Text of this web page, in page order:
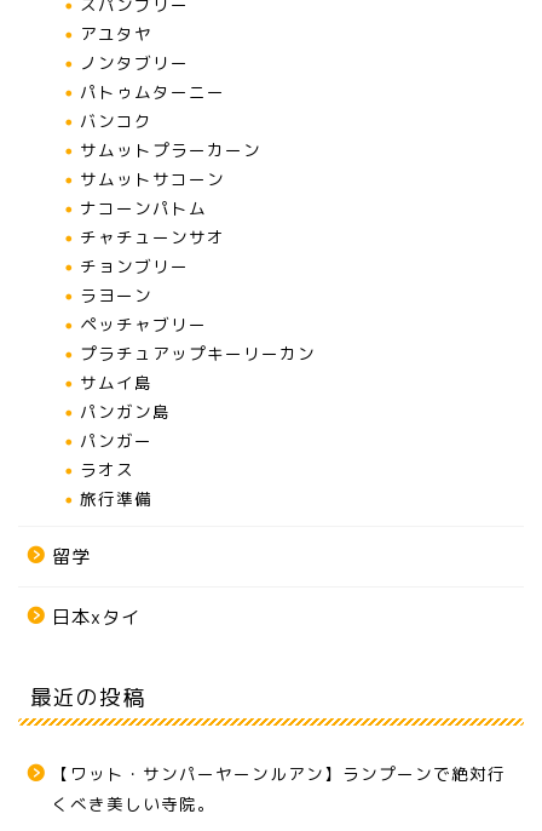
スパンブリー
アユタヤ
ノンタブリー
パトゥムターニー
バンコク
サムットプラーカーン
サムットサコーン
ナコーンパトム
チャチューンサオ
チョンブリー
ラヨーン
ペッチャブリー
プラチュアップキーリーカン
サムイ島
パンガン島
パンガー
ラオス
旅行準備
留学
日本xタイ
最近の投稿
【ワット・サンパーヤーンルアン】ランプーンで絶対行
くべき美しい寺院。